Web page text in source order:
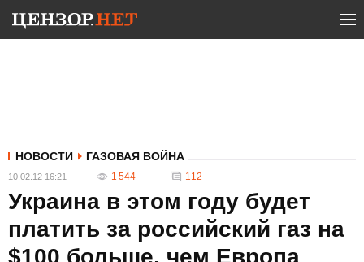
НОВОСТИ ГАЗОВАЯ ВОЙНА
10.02.12 16:21 1 544 112
Украина в этом году будет
платить за российский газ на
$100 больше, чем Европа